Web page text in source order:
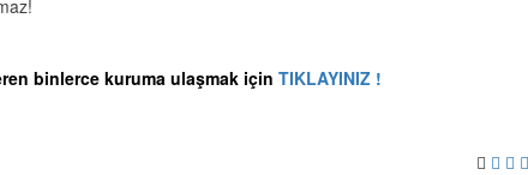
binlerce kuruma ulaşmak için TIKLAYINIZ !